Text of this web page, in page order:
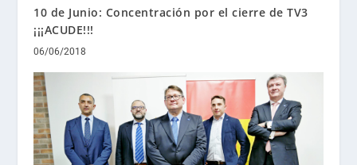
10 de Junio: Concentración por el cierre de TV3
¡¡¡ACUDE!!!
06/06/2018